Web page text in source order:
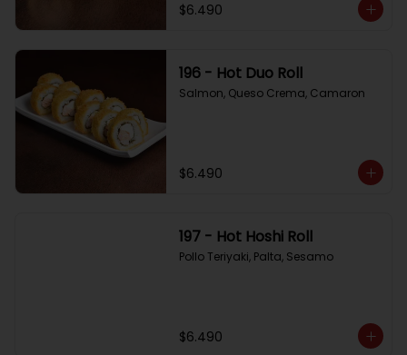
$6.490
196 - Hot Duo Roll
Salmon, Queso Crema, Camaron
$6.490
197 - Hot Hoshi Roll
Pollo Teriyaki, Palta, Sesamo
$6.490